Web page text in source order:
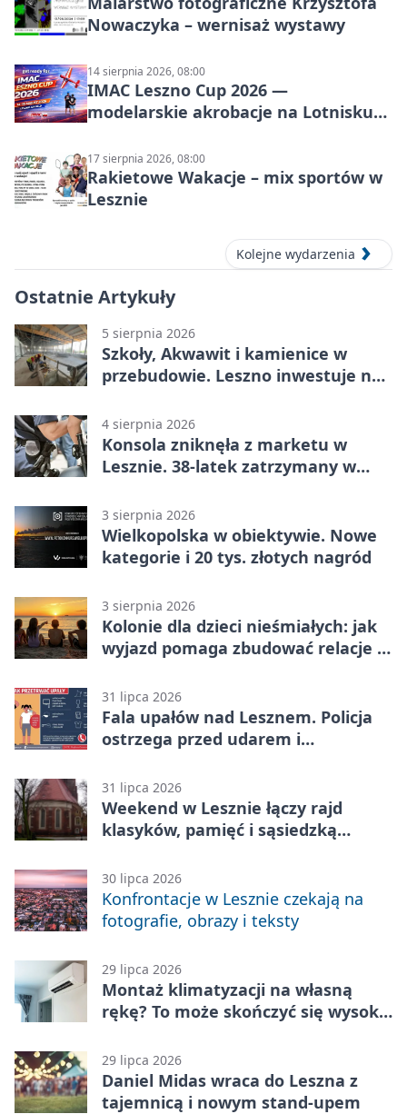
Nowaczyka – wernisaż wystawy
14 sierpnia 2026, 08:00
IMAC Leszno Cup 2026 —
modelarskie akrobacje na Lotnisku
17 sierpnia 2026, 08:00
Rakietowe Wakacje – mix sportów w
Lesznie
Kolejne wydarzenia
Ostatnie Artykuły
5 sierpnia 2026
Szkoły, Akwawit i kamienice w
przebudowie. Leszno inwestuje na
4 sierpnia 2026
Konsola zniknęła z marketu w
Lesznie. 38-latek zatrzymany w
3 sierpnia 2026
Wielkopolska w obiektywie. Nowe
kategorie i 20 tys. złotych nagród
3 sierpnia 2026
Kolonie dla dzieci nieśmiałych: jak
wyjazd pomaga zbudować relacje z
31 lipca 2026
Fala upałów nad Lesznem. Policja
ostrzega przed udarem i
31 lipca 2026
Weekend w Lesznie łączy rajd
klasyków, pamięć i sąsiedzką
30 lipca 2026
Konfrontacje w Lesznie czekają na
fotografie, obrazy i teksty
29 lipca 2026
Montaż klimatyzacji na własną
rękę? To może skończyć się wysoką
29 lipca 2026
Daniel Midas wraca do Leszna z
tajemnicą i nowym stand-upem